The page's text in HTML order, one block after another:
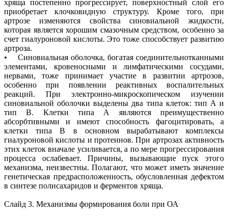
хряща постепенно прогрессирует, поверхностный слой его
приобретает клочковидную структуру. Кроме того, при
артрозе изменяются свойства синовиальной жидкости,
которая является хорошим смазочным средством, особенно за
счет гиалуроновой кислоты. Это тоже способствует развитию
артроза.
• Синовиальная оболочка, богатая соединительнотканными
элементами, кровеносными и лимфатическими сосудами,
нервами, тоже принимает участие в развитии артрозов,
особенно при появлении реактивных воспалительных
реакций. При электронно-микроскопическом изучении
синовиальной оболочки выделены два типа клеток: тип А и
тип В. Клетки типа А являются преимущественно
абсорбтивными и имеют способность фагоцитировать, а
клетки типа В в основном вырабатывают комплексы
гиалуроновой кислоты и протеинов. При артрозах активность
этих клеток вначале усиливается, а по мере прогрессирования
процесса ослабевает. Причины, вызывающие пуск этого
механизма, неизвестны. Полагают, что может иметь значение
генетическая предрасположенность, обусловленная дефектом
в синтезе полисахаридов и ферментов хряща.
Слайд 3. Механизмы формирования боли при ОА